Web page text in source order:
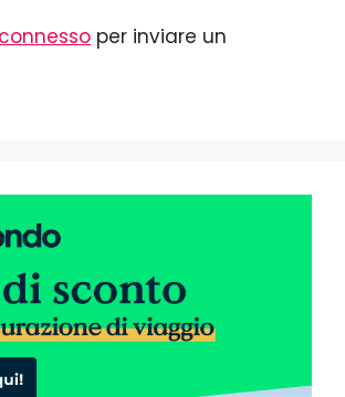
connesso per inviare un